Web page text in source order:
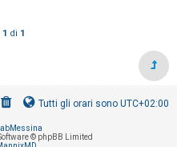
1 di 1
Tutti gli orari sono UTC+02:00
© phpBB Limited